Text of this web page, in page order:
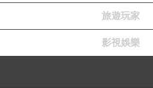
旅遊玩家
影視娛樂